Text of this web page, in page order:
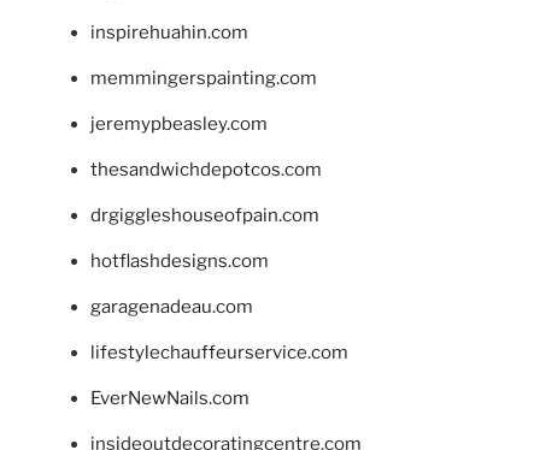
inspirehuahin.com
memmingerspainting.com
jeremypbeasley.com
thesandwichdepotcos.com
drgiggleshouseofpain.com
hotflashdesigns.com
garagenadeau.com
lifestylechauffeurservice.com
EverNewNails.com
insideoutdecoratingcentre.com